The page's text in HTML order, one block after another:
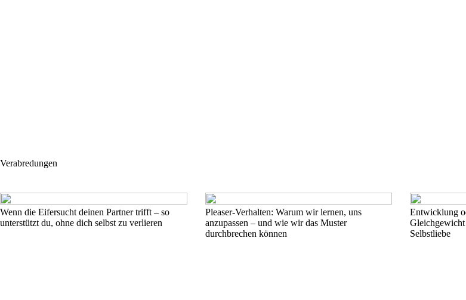
Verabredungen
Wenn die Eifersucht deinen Partner trifft – so
unterstützt du, ohne dich selbst zu verlieren
Pleaser-Verhalten: Warum wir lernen, uns
anzupassen – und wie wir das Muster
durchbrechen können
Entwicklung
Gleichgewicht
Selbstliebe